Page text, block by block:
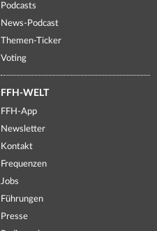
Podcasts
News-Podcast
Themen-Ticker
Voting
FFH-WELT
FFH-App
Newsletter
Kontakt
Frequenzen
Jobs
Führungen
Presse